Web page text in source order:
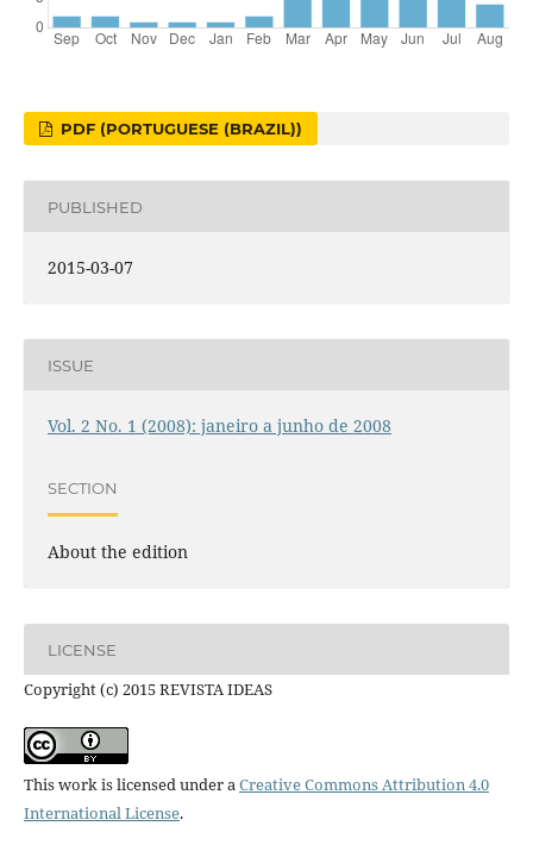
PDF (PORTUGUESE (BRAZIL))
PUBLISHED
2015-03-07
ISSUE
Vol. 2 No. 1 (2008): janeiro a junho de 2008
SECTION
About the edition
LICENSE
Copyright (c) 2015 REVISTA IDEAS
This work is licensed under aCreative Commons Attribution 4.0
International License.